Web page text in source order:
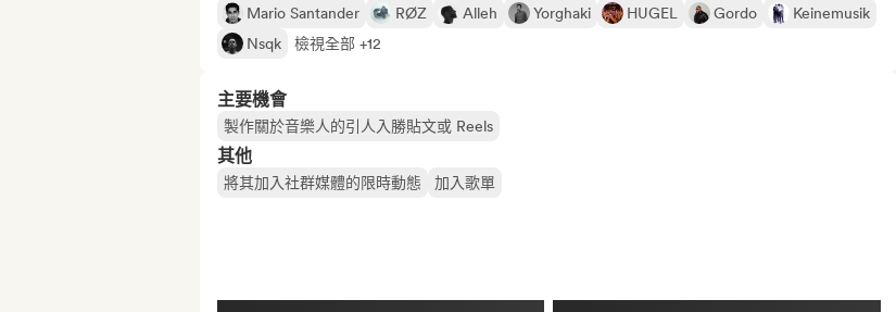
Mario Santander RØZ Alleh Yorghaki HUGEL Gordo
Keinemusik
Nsqk
檢視全部 +12
主要機會
製作關於音樂人的引人入勝貼文或 Reels
其他
將其加入社群媒體的限時動態 加入歌單